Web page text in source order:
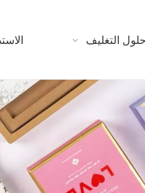
حلول التغليف